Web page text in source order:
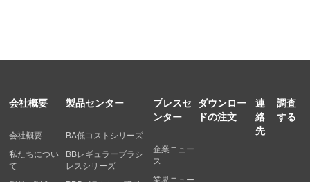
会社概要
会社概要
私たちについ
て
製品センター
BA低コストシリーズ
BBレギュラーブラシ
レスシリーズ
プレスセ
ンター
企業ニュー
ス
業界ニュー
ダウンロー
ドの注文
連
絡
先
調査
する